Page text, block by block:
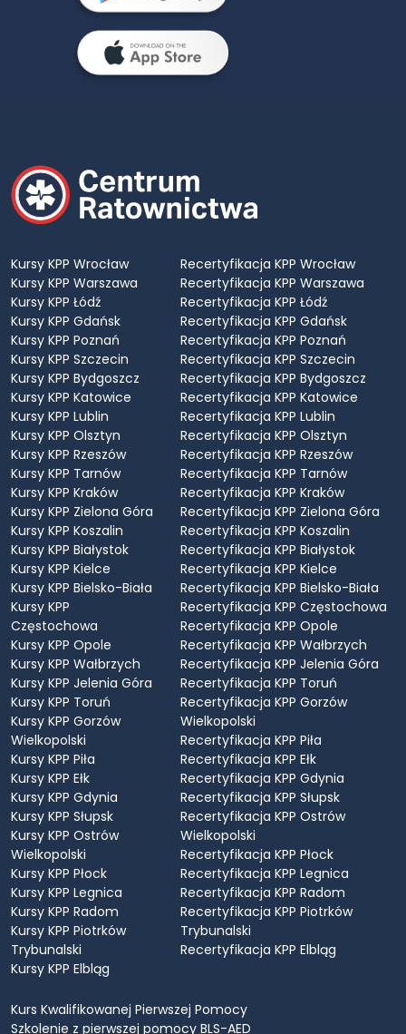
Kursy KPP Wrocław
Kursy KPP Warszawa
Kursy KPP Łódź
Kursy KPP Gdańsk
Kursy KPP Poznań
Kursy KPP Szczecin
Kursy KPP Bydgoszcz
Kursy KPP Katowice
Kursy KPP Lublin
Kursy KPP Olsztyn
Kursy KPP Rzeszów
Kursy KPP Tarnów
Kursy KPP Kraków
Kursy KPP Zielona Góra
Kursy KPP Koszalin
Kursy KPP Białystok
Kursy KPP Kielce
Kursy KPP Bielsko-Biała
Kursy KPP
Częstochowa
Kursy KPP Opole
Kursy KPP Wałbrzych
Kursy KPP Jelenia Góra
Kursy KPP Toruń
Kursy KPP Gorzów
Wielkopolski
Kursy KPP Piła
Kursy KPP Ełk
Kursy KPP Gdynia
Kursy KPP Słupsk
Kursy KPP Ostrów
Wielkopolski
Kursy KPP Płock
Kursy KPP Legnica
Kursy KPP Radom
Kursy KPP Piotrków
Trybunalski
Kursy KPP Elbląg
Recertyfikacja KPP Wrocław
Recertyfikacja KPP Warszawa
Recertyfikacja KPP Łódź
Recertyfikacja KPP Gdańsk
Recertyfikacja KPP Poznań
Recertyfikacja KPP Szczecin
Recertyfikacja KPP Bydgoszcz
Recertyfikacja KPP Katowice
Recertyfikacja KPP Lublin
Recertyfikacja KPP Olsztyn
Recertyfikacja KPP Rzeszów
Recertyfikacja KPP Tarnów
Recertyfikacja KPP Kraków
Recertyfikacja KPP Zielona Góra
Recertyfikacja KPP Koszalin
Recertyfikacja KPP Białystok
Recertyfikacja KPP Kielce
Recertyfikacja KPP Bielsko-Biała
Recertyfikacja KPP Częstochowa
Recertyfikacja KPP Opole
Recertyfikacja KPP Wałbrzych
Recertyfikacja KPP Jelenia Góra
Recertyfikacja KPP Toruń
Recertyfikacja KPP Gorzów
Wielkopolski
Recertyfikacja KPP Piła
Recertyfikacja KPP Ełk
Recertyfikacja KPP Gdynia
Recertyfikacja KPP Słupsk
Recertyfikacja KPP Ostrów
Wielkopolski
Recertyfikacja KPP Płock
Recertyfikacja KPP Legnica
Recertyfikacja KPP Radom
Recertyfikacja KPP Piotrków
Trybunalski
Recertyfikacja KPP Elbląg
Kurs Kwalifikowanej Pierwszej Pomocy
Szkolenie z pierwszej pomocy BLS-AED